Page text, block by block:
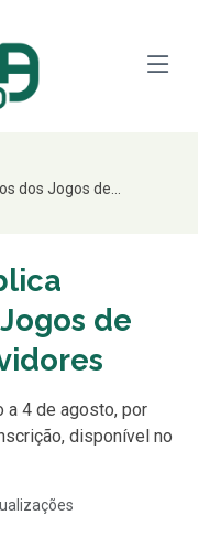
dos Jogos de...
de
a 4 de agosto, por
disponível no